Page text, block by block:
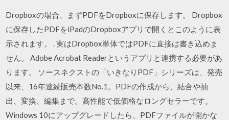
Dropboxの場合、まずPDFをDropboxに保存します。 Dropbox
に保存したPDFをiPadのDropboxアプリで開くとこのように表
示されます。 . 実はDropbox単体ではPDFに直接は書き込めま
せん。 Adobe Acrobat Readerというアプリと連携する必要があ
ります。 ソースネクストの「いきなりPDF」シリーズは、発売
以来、16年連続販売本数No.1。PDFの作成から、結合や抽
出、変換、編集まで。高性能で低価格なロングセラーです。
Windows 10にアップグレードしたら、PDFファイルが開かな